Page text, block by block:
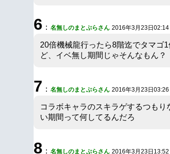
6 ： 名無しのまとぷらさん 2016年3月23日02:14
20倍機械龍行ったら8階迄でタマゴ
ど、イベ無し期間じゃそんなもん？
7 ： 名無しのまとぷらさん 2016年3月23日
コラボキャラのスキラゲするつも
い期間って何してるんだろ
8 ： 名無しのまとぷらさん 2016年3月23日